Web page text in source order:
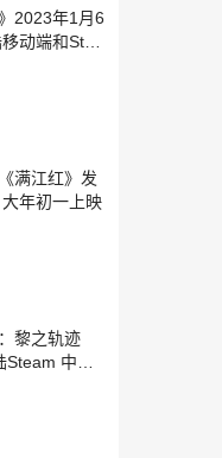
平线：西
失6.13亿
美性感皆
告公开 明
上的才是
点无解
2023年1月6
动端和Stea
满江红》发
年初一上映
黎之轨迹
中文